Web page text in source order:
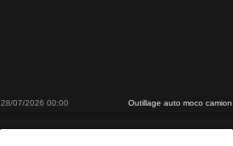
28/07/2026 00:00 Outillage auto moco camion